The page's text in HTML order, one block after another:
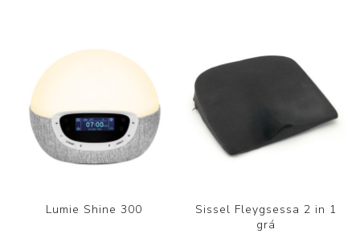
Lumie Shine 300
Sissel Fleygsessa 2 in 1
grá